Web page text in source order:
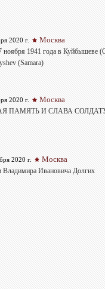
2020 г. Москва
ноября 1941 года в Куйбышеве
(Samara)
2020 г. Москва
ПАМЯТЬ И СЛАВА
2020 г. Москва
Владимира Ивановича Долгих